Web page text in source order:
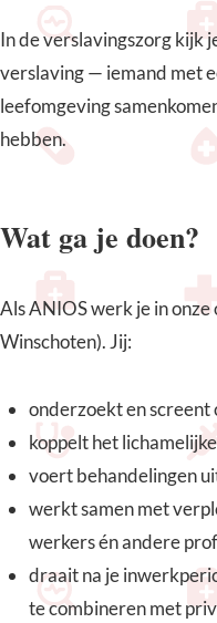
In de verslavingszorg kijk
verslaving — iemand met
leefomgeving
hebben.
Wat ga je doen?
Als ANIOS werk je in
Winschoten). Jij:
onderzoekt en screent
koppelt het
voert behandelingen
werkt samen met
werkers én andere
draait na je
te combineren met